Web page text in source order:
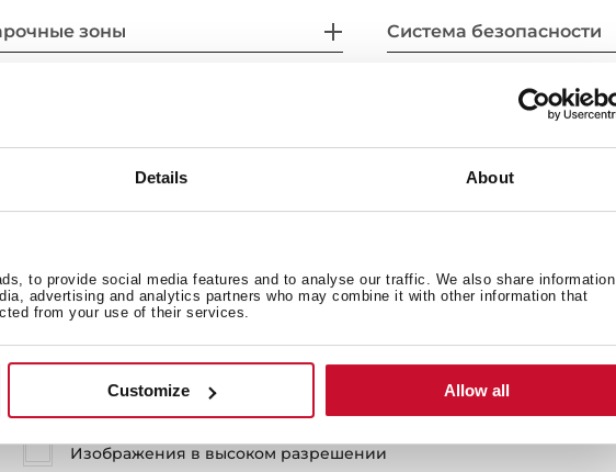
Details About
to provide social media features and to analyse our traffic. We also share information
advertising and analytics partners who may combine it with other information that
from your use of their services.
Customize Allow all
зоны Система безопасности
Карта товара
Изображения в высоком разрешении